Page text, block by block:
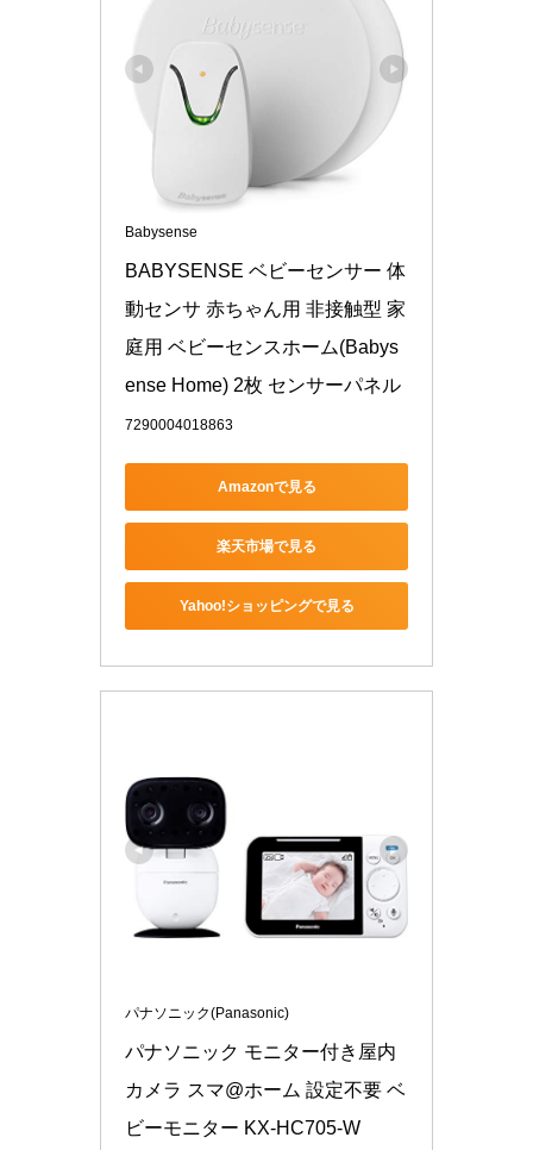
Babysense
BABYSENSE ベビーセンサー 体
動センサ 赤ちゃん用 非接触型 家
庭用 ベビーセンスホーム(Babys
ense Home) 2枚 センサーパネル
7290004018863
Amazonで見る
楽天市場で見る
Yahoo!ショッピングで見る
パナソニック(Panasonic)
パナソニック モニター付き屋内
カメラ スマ@ホーム 設定不要 ベ
ビーモニター KX-HC705-W